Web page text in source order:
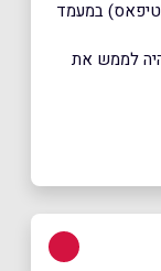
במעמד
לממש את